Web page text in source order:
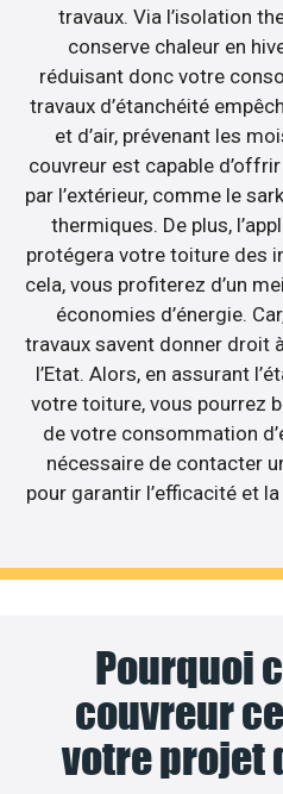
travaux. Via l’isolation
conserve chaleur en
réduisant donc votre
travaux d’étanchéité
et d’air, prévenant les
couvreur est capable
par l’extérieur, comme le
thermiques. De plus,
protégera votre toiture des
cela, vous profiterez d’un
économies d’énergie.
travaux savent donner droit
l’Etat. Alors, en assurant
votre toiture, vous pourrez
de votre consommation
nécessaire de contacter
pour garantir l’efficacité et
Pourquoi
couvreur
votre projet